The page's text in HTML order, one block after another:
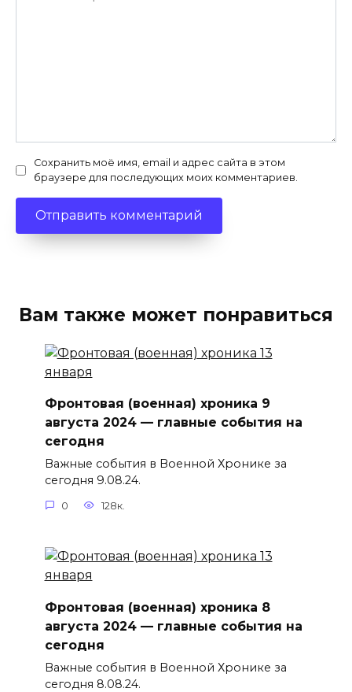
Сохранить моё имя, email и адрес сайта в этом
браузере для последующих моих комментариев.
Вам также может понравиться
Фронтовая (военная) хроника 9
августа 2024 — главные события на
сегодня
Важные события в Военной Хронике за
сегодня 9.08.24.
0 128к.
Фронтовая (военная) хроника 8
августа 2024 — главные события на
сегодня
Важные события в Военной Хронике за
сегодня 8.08.24.